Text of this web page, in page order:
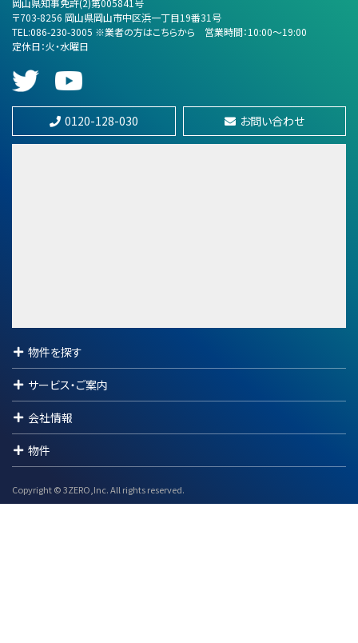
庭瀬駅
第9位
7ＬＤＫ
万富駅
岡山県知事免許(2)第005841号
〒703-8256 岡山県岡山市中区浜一丁目19番31号
TEL:086-230-3005 ※業者の方はこちらから
営業時間：10:00～19:00
定休日：火・水曜日
0120-128-030 お問い合わせ
物件を探す
サービス・ご案内
会社情報
物件
Copyright © 3ZERO,Inc. All rights reserved.